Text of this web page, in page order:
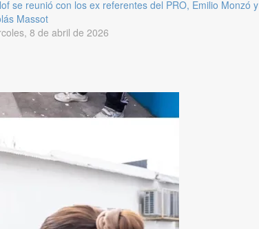
se reunió con los ex referentes del PRO, Emilio Monzó y
Massot
8 de abril de 2026